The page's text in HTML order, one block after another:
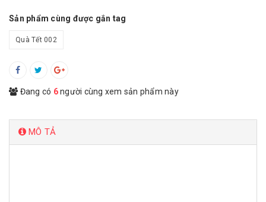
Sản phẩm cùng được gắn tag
Quà Tết 002
Đang có 6người cùng xem sản phẩm này
MÔ TẢ